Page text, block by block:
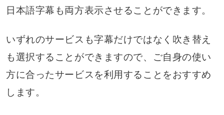
日本語字幕も両方表示させることができます。
いずれのサービスも字幕だけではなく吹き替え
も選択することができますので、ご自身の使い
方に合ったサービスを利用することをおすすめ
します。